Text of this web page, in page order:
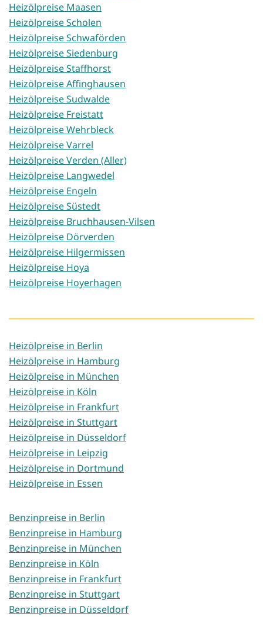
Heizölpreise Maasen
Heizölpreise Scholen
Heizölpreise Schwaförden
Heizölpreise Siedenburg
Heizölpreise Staffhorst
Heizölpreise Affinghausen
Heizölpreise Sudwalde
Heizölpreise Freistatt
Heizölpreise Wehrbleck
Heizölpreise Varrel
Heizölpreise Verden (Aller)
Heizölpreise Langwedel
Heizölpreise Engeln
Heizölpreise Süstedt
Heizölpreise Bruchhausen-Vilsen
Heizölpreise Dörverden
Heizölpreise Hilgermissen
Heizölpreise Hoya
Heizölpreise Hoyerhagen
Heizölpreise in Berlin
Heizölpreise in Hamburg
Heizölpreise in München
Heizölpreise in Köln
Heizölpreise in Frankfurt
Heizölpreise in Stuttgart
Heizölpreise in Düsseldorf
Heizölpreise in Leipzig
Heizölpreise in Dortmund
Heizölpreise in Essen
Benzinpreise in Berlin
Benzinpreise in Hamburg
Benzinpreise in München
Benzinpreise in Köln
Benzinpreise in Frankfurt
Benzinpreise in Stuttgart
Benzinpreise in Düsseldorf